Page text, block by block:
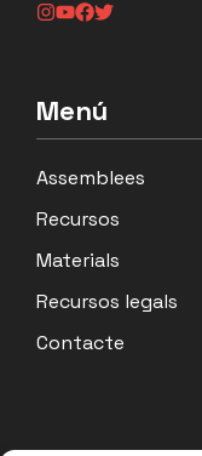
Menú
Assemblees
Recursos
Materials
Recursos legals
Contacte